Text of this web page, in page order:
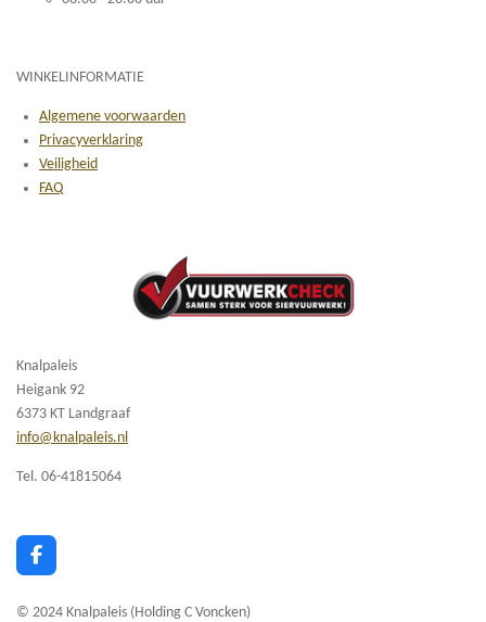
WINKELINFORMATIE
Algemene voorwaarden
Privacyverklaring
Veiligheid
FAQ
Knalpaleis
Heigank 92
6373 KT Landgraaf
info@knalpaleis.nl
Tel. 06-41815064
F
a
e
© 2024 Knalpaleis (Holding C Voncken)